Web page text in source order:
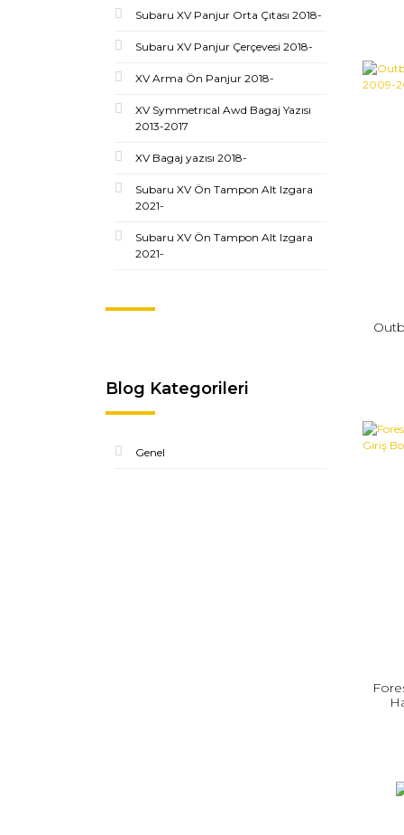
Subaru XV Panjur Orta Çıtası 2018-
Subaru XV Panjur Çerçevesi 2018-
XV Arma Ön Panjur 2018-
XV Symmetrıcal Awd Bagaj Yazısı
2013-2017
XV Bagaj yazısı 2018-
Subaru XV Ön Tampon Alt Izgara
2021-
Subaru XV Ön Tampon Alt Izgara
2021-
Blog Kategorileri
Genel